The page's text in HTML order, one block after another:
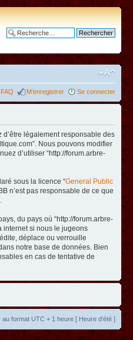
FAQ M’enregistrer Se connecter
d’être légalement responsable des
Nous pouvons modifier
d’utiliser “http://forum.arbre-
sous la licence “General Public
n’est pas responsable de ce que
.
du pays où “http://forum.arbre-
internet si nous le jugeons
déplace ou verrouille
notre base de données. Bien
en cas de tentative de
au format UTC + 1 heure [ Heure d’été ]